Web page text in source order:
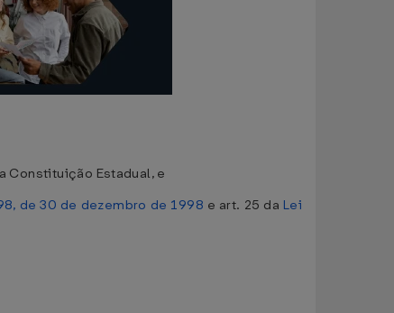
Constituição Estadual, e
de 30 de dezembro de 1998 e art. 25 da Lei